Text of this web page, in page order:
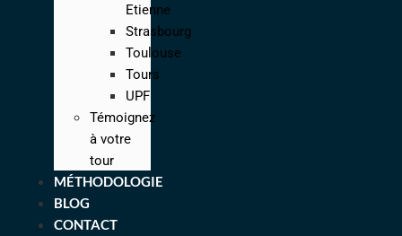
Etienne
Strasbourg
Toulouse
Tours
UPF
Témoignez
à votre
tour
MÉTHODOLOGIE
BLOG
CONTACT